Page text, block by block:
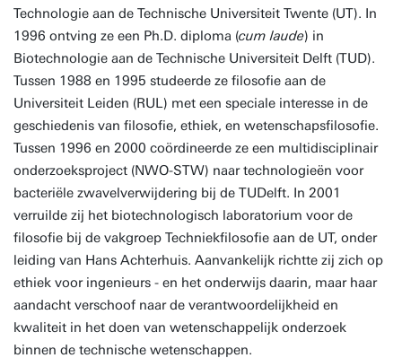
Technologie aan de Technische Universiteit Twente (UT). In
1996 ontving ze een Ph.D. diploma (cum laude) in
Biotechnologie aan de Technische Universiteit Delft (TUD).
Tussen 1988 en 1995 studeerde ze filosofie aan de
Universiteit Leiden (RUL) met een speciale interesse in de
geschiedenis van filosofie, ethiek, en wetenschapsfilosofie.
Tussen 1996 en 2000 coördineerde ze een multidisciplinair
onderzoeksproject (NWO-STW) naar technologieën voor
bacteriële zwavelverwijdering bij de TUDelft. In 2001
verruilde zij het biotechnologisch laboratorium voor de
filosofie bij de vakgroep Techniekfilosofie aan de UT, onder
leiding van Hans Achterhuis. Aanvankelijk richtte zij zich op
ethiek voor ingenieurs - en het onderwijs daarin, maar haar
aandacht verschoof naar de verantwoordelijkheid en
kwaliteit in het doen van wetenschappelijk onderzoek
binnen de technische wetenschappen.